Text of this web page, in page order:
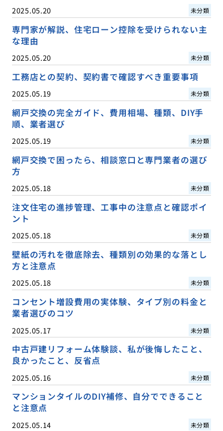
2025.05.20 未分類
専門家が解説、住宅ローン控除を受けられない主
な理由
2025.05.20 未分類
工務店との契約、契約書で確認すべき重要事項
2025.05.19 未分類
網戸交換の完全ガイド、費用相場、種類、DIY手
順、業者選び
2025.05.19 未分類
網戸交換で困ったら、相談窓口と専門業者の選び
方
2025.05.18 未分類
注文住宅の進捗管理、工事中の注意点と確認ポイ
ント
2025.05.18 未分類
壁紙の汚れを徹底除去、種類別の効果的な落とし
方と注意点
2025.05.18 未分類
コンセント増設費用の実体験、タイプ別の料金と
業者選びのコツ
2025.05.17 未分類
中古戸建リフォーム体験談、私が後悔したこと、
良かったこと、反省点
2025.05.16 未分類
マンションタイルのDIY補修、自分でできること
と注意点
2025.05.14 未分類